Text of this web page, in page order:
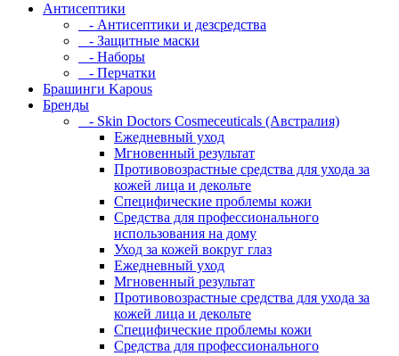
Антисептики
- Антисептики и дезсредства
- Защитные маски
- Наборы
- Перчатки
Брашинги Kapous
Бренды
- Skin Doctors Cosmeceuticals (Австралия)
Ежедневный уход
Мгновенный результат
Противовозрастные средства для ухода за
кожей лица и декольте
Специфические проблемы кожи
Средства для профессионального
использования на дому
Уход за кожей вокруг глаз
Ежедневный уход
Мгновенный результат
Противовозрастные средства для ухода за
кожей лица и декольте
Специфические проблемы кожи
Средства для профессионального